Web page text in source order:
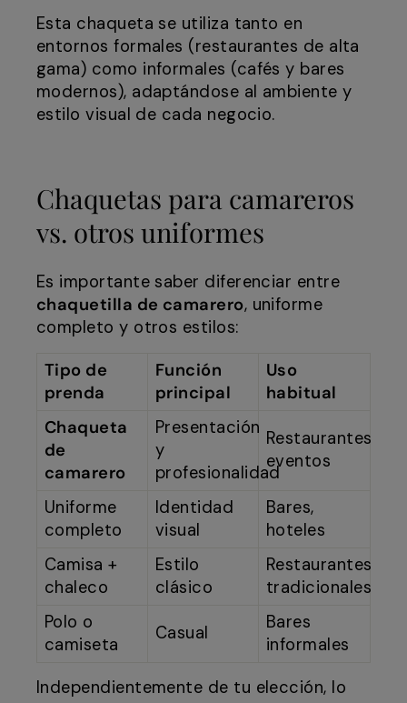
Esta chaqueta se utiliza tanto en
entornos formales (restaurantes de alta
gama) como informales (cafés y bares
modernos), adaptándose al ambiente y
estilo visual de cada negocio.
Chaquetas para camareros
vs. otros uniformes
Es importante saber diferenciar entre
chaquetilla de camarero, uniforme
completo y otros estilos:
Tipo de
prenda
Función
principal
Uso
habitual
Chaqueta
de
camarero
Presentación
y
profesionalidad
Restaurantes,
eventos
Uniforme
completo
Identidad
visual
Bares,
hoteles
Camisa +
chaleco
Estilo
clásico
Restaurantes
tradicionales
Polo o
camiseta
Casual
Bares
informales
Independientemente de tu elección, lo